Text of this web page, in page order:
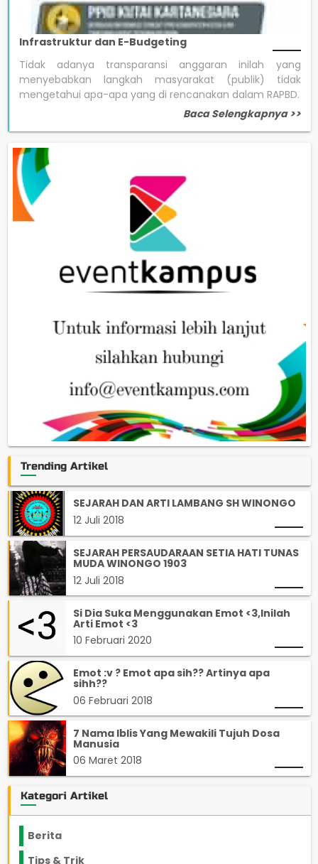
Infrastruktur dan E-Budgeting
Tidak adanya transparansi anggaran inilah yang
menyebabkan langkah masyarakat (publik) tidak
mengetahui apa-apa yang di rencanakan dalam RAPBD.
Baca Selengkapnya >>
Trending Artikel
SEJARAH DAN ARTI LAMBANG SH WINONGO
12 Juli 2018
SEJARAH PERSAUDARAAN SETIA HATI TUNAS
MUDA WINONGO 1903
12 Juli 2018
Si Dia Suka Menggunakan Emot <3,Inilah
Arti Emot <3
10 Februari 2020
Emot :v ? Emot apa sih?? Artinya apa
sihh??
06 Februari 2018
7 Nama Iblis Yang Mewakili Tujuh Dosa
Manusia
06 Maret 2018
Kategori Artikel
Berita
Tips & Trik